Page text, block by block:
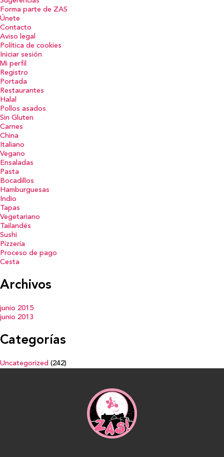
Forma parte de ZAS
Únete
Contacto
Aviso legal
Política de cookies
Iniciar sesión
Mi perfil
Registro
Portada
Restaurantes
Halal
Pollos asados
Sin Gluten
Carnes
China
Italiano
Vegano
Ensaladas
Pasta
Bocadillos
Hamburguesas
Indio
Tapas
Vegetariano
Tailandés
Sushi
Pizzería
Proceso de pago
Cesta
Archivos
junio 2015
junio 2013
Categorías
Uncategorized (242)